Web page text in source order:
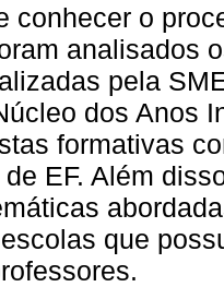
conhecer o
analisados
pela
dos Anos
formativas
EF. Além
que